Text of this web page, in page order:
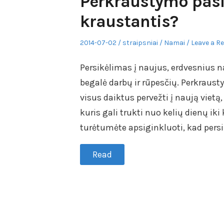
kraustantis?
Posted
2014-07-02 Author
straipsniai
Posted
Namai Leave a
Persikėlimas į naujus, erdvesnius
begalė darbų ir rūpesčių.
visus daiktus pervežti į naują
kuris gali trukti nuo kelių dienų iki
turėtumėte apsiginkluoti, kad
Read